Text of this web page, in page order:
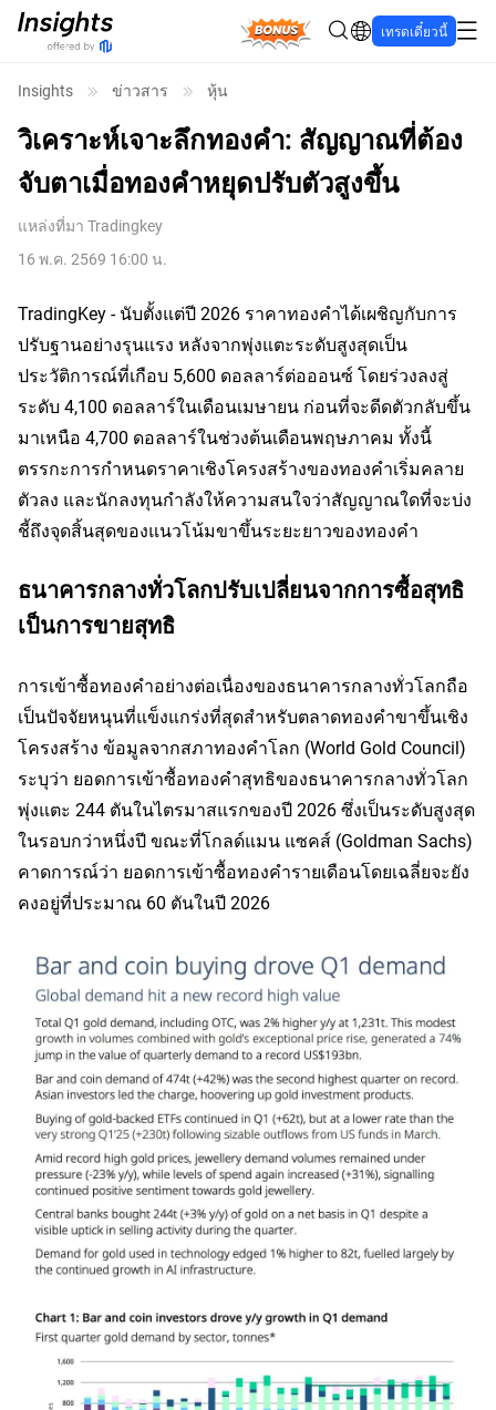
Bonus เทรดเดี๋ยวนี้
Insights ข่าวสาร หุ้น
วิเคราะห์เจาะลึกทองคำ: สัญญาณที่ต้อง
จับตาเมื่อทองคำหยุดปรับตัวสูงขึ้น
แหล่งที่มา Tradingkey
16 พ.ค. 2569 16:00 น.
TradingKey - นับตั้งแต่ปี 2026 ราคาทองคำได้เผชิญกับการ
ปรับฐานอย่างรุนแรง หลังจากพุ่งแตะระดับสูงสุดเป็น
ประวัติการณ์ที่เกือบ 5,600 ดอลลาร์ต่อออนซ์ โดยร่วงลงสู่
ระดับ 4,100 ดอลลาร์ในเดือนเมษายน ก่อนที่จะดีดตัวกลับขึ้น
มาเหนือ 4,700 ดอลลาร์ในช่วงต้นเดือนพฤษภาคม ทั้งนี้
ตรรกะการกำหนดราคาเชิงโครงสร้างของทองคำเริ่มคลาย
ตัวลง และนักลงทุนกำลังให้ความสนใจว่าสัญญาณใดที่จะบ่ง
ชี้ถึงจุดสิ้นสุดของแนวโน้มขาขึ้นระยะยาวของทองคำ
ธนาคารกลางทั่วโลกปรับเปลี่ยนจากการซื้อสุทธิ
เป็นการขายสุทธิ
การเข้าซื้อทองคำอย่างต่อเนื่องของธนาคารกลางทั่วโลกถือ
เป็นปัจจัยหนุนที่แข็งแกร่งที่สุดสำหรับตลาดทองคำขาขึ้นเชิง
โครงสร้าง ข้อมูลจากสภาทองคำโลก (World Gold Council)
ระบุว่า ยอดการเข้าซื้อทองคำสุทธิของธนาคารกลางทั่วโลก
พุ่งแตะ 244 ตันในไตรมาสแรกของปี 2026 ซึ่งเป็นระดับสูงสุด
ในรอบกว่าหนึ่งปี ขณะที่โกลด์แมน แซคส์ (Goldman Sachs)
คาดการณ์ว่า ยอดการเข้าซื้อทองคำรายเดือนโดยเฉลี่ยจะยัง
คงอยู่ที่ประมาณ 60 ตันในปี 2026